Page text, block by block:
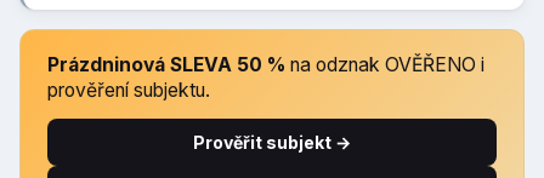
Prázdninová SLEVA 50 % na odznak OVĚŘENO i
prověření subjektu.
Prověřit subjekt →